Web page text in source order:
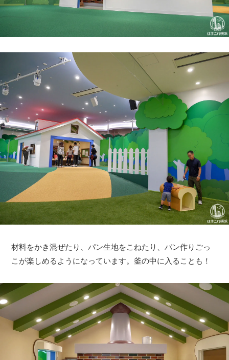
材料をかき混ぜたり、パン生地をこねたり、パン作りごっ
こが楽しめるようになっています。釜の中に入ることも！